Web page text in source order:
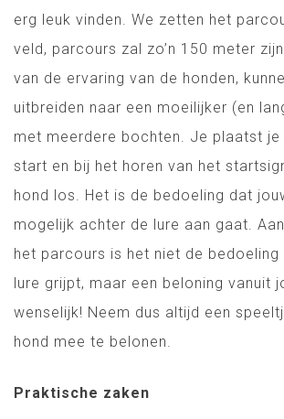
erg leuk vinden. We zetten het
veld, parcours zal zo’n 150 meter
van de ervaring van de honden,
uitbreiden naar een moeilijker (en
met meerdere bochten. Je plaatst je
start en bij het horen van het
hond los. Het is de bedoeling dat
mogelijk achter de lure aan gaat.
het parcours is het niet de bedoeling
lure grijpt, maar een beloning vanuit
wenselijk! Neem dus altijd een
hond mee te belonen.
Praktische zaken